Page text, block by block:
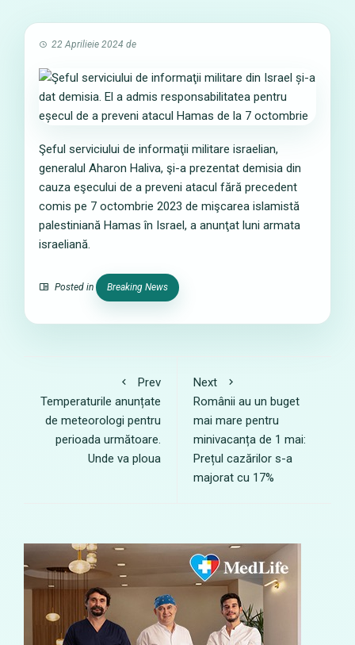
22 Aprilieie 2024 de
Şeful serviciului de informaţii militare israelian,
generalul Aharon Haliva, şi-a prezentat demisia din
cauza eşecului de a preveni atacul fără precedent
comis pe 7 octombrie 2023 de mişcarea islamistă
palestiniană Hamas în Israel, a anunţat luni armata
israeliană.
Posted in Breaking News
Prev
Temperaturile anunțate
de meteorologi pentru
perioada următoare.
Unde va ploua
Next
Românii au un buget
mai mare pentru
minivacanța de 1 mai:
Prețul cazărilor s-a
majorat cu 17%